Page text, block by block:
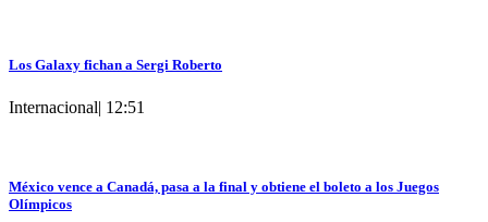
Los Galaxy fichan a Sergi Roberto
Internacional| 12:51
México vence a Canadá, pasa a la final y obtiene el boleto a los Juegos
Olímpicos